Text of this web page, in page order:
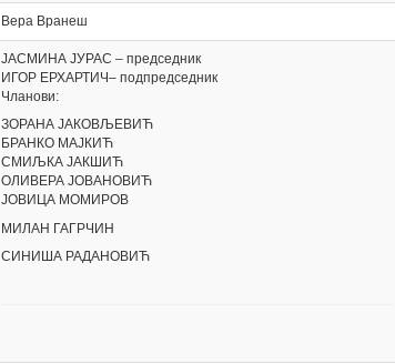
Вера Вранеш
ЈАСМИНА ЈУРАС – председник
ИГОР ЕРХАРТИЧ– подпредседник
Чланови:
ЗОРАНА ЈАКОВЉЕВИЋ
БРАНКО МАЈКИЋ
СМИЉКА ЈАКШИЋ
ОЛИВЕРА ЈОВАНОВИЋ
ЈОВИЦА МОМИРОВ
МИЛАН ГАГРЧИН
СИНИША РАДАНОВИЋ